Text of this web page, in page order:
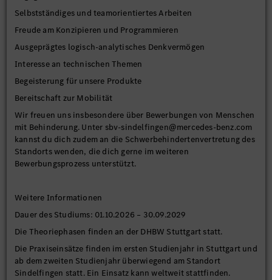
Selbstständiges und teamorientiertes Arbeiten
Freude am Konzipieren und Programmieren
Ausgeprägtes logisch-analytisches Denkvermögen
Interesse an technischen Themen
Begeisterung für unsere Produkte
Bereitschaft zur Mobilität
Wir freuen uns insbesondere über Bewerbungen von Menschen
mit Behinderung. Unter sbv-sindelfingen@mercedes-benz.com
kannst du dich zudem an die Schwerbehindertenvertretung des
Standorts wenden, die dich gerne im weiteren
Bewerbungsprozess unterstützt.
Weitere Informationen
Dauer des Studiums: 01.10.2026 – 30.09.2029
Die Theoriephasen finden an der DHBW Stuttgart statt.
Die Praxiseinsätze finden im ersten Studienjahr in Stuttgart und
ab dem zweiten Studienjahr überwiegend am Standort
Sindelfingen statt. Ein Einsatz kann weltweit stattfinden.